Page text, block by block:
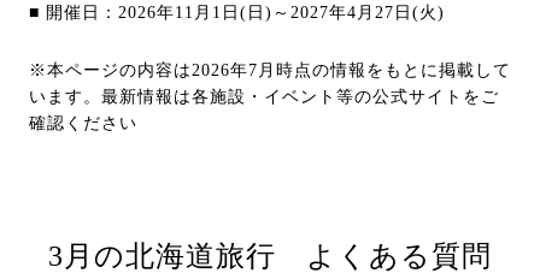
■ 開催日：2026年11月1日(日)～2027年4月27日(火)
※本ページの内容は2026年7月時点の情報をもとに掲載して
います。最新情報は各施設・イベント等の公式サイトをご
確認ください
3月の北海道旅行 よくある質問